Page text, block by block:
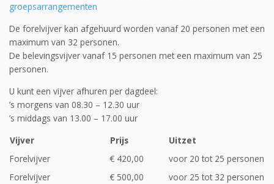
groepsarrangementen
De forelvijver kan afgehuurd worden vanaf 20 personen met een
maximum van 32 personen.
De belevingsvijver vanaf 15 personen met een maximum van 25
personen.
U kunt een vijver afhuren per dagdeel:
’s morgens van 08.30 – 12.30 uur
’s middags van 13.00 – 17.00 uur
Vijver
Prijs
Uitzet
Forelvijver
€ 420,00
voor 20 tot 25 personen
Forelvijver
€ 500,00
voor 25 tot 32 personen